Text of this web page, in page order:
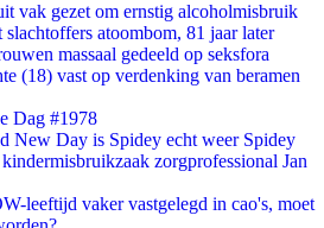
vak gezet om ernstig alcoholmisbruik
atoombom, 81 jaar later
massaal gedeeld op seksfora
(18) vast op verdenking van beramen
Dag #1978
New Day is Spidey echt weer Spidey
zorgprofessional Jan
leeftijd vaker vastgelegd in cao's, moet